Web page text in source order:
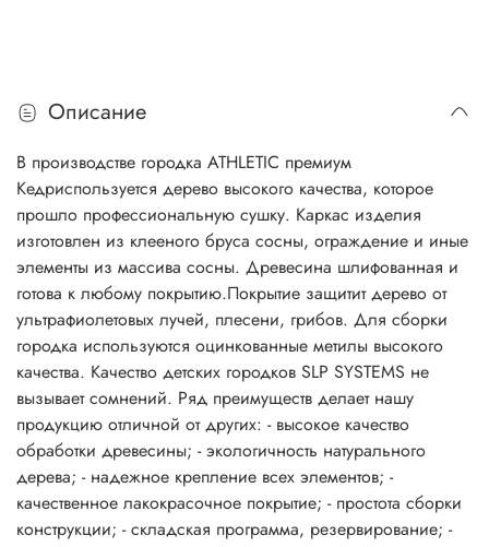
Описание
В производстве городка ATHLETIC премиум
Кедриспользуется дерево высокого качества, которое
прошло профессиональную сушку. Каркас изделия
изготовлен из клееного бруса сосны, ограждение и иные
элементы из массива сосны. Древесина шлифованная и
готова к любому покрытию.Покрытие защитит дерево от
ультрафиолетовых лучей, плесени, грибов. Для сборки
городка используются оцинкованные метилы высокого
качества. Качество детских городков SLP SYSTEMS не
вызывает сомнений. Ряд преимуществ делает нашу
продукцию отличной от других: - высокое качество
обработки древесины; - экологичность натурального
дерева; - надежное крепление всех элементов; -
качественное лакокрасочное покрытие; - простота сборки
конструкции; - складская программа, резервирование; -